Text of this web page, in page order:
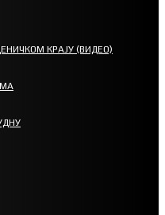
КРАЈУ (ВИДЕО)